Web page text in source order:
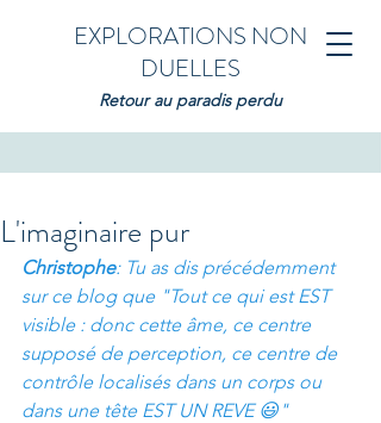
EXPLORATIONS NON
DUELLES
Retour au paradis perdu
L'imaginaire pur
Christophe: Tu as dis précédemment
sur ce blog que "Tout ce qui est EST
visible : donc cette âme, ce centre
supposé de perception, ce centre de
contrôle localisés dans un corps ou
dans une tête EST UN REVE 😃"